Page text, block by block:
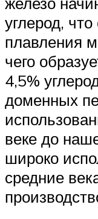
углерод,
плавления
чего
4,5%
доменных
веке до
широко
средние